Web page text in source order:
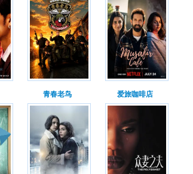
青春老鸟 爱旅咖啡店